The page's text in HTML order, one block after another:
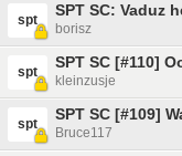
spt
SPT SC: Vaduz
borisz
spt
SPT SC [#110]
kleinzusje
spt
SPT SC [#109]
Bruce117